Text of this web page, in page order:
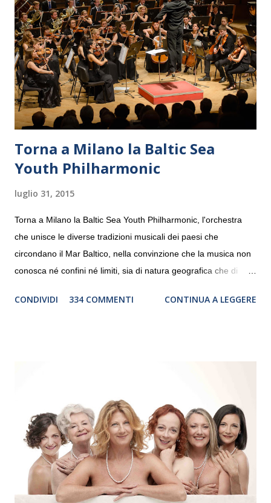
Torna a Milano la Baltic Sea
Youth Philharmonic
luglio 31, 2015
Torna a Milano la Baltic Sea Youth Philharmonic, l'orchestra
che unisce le diverse tradizioni musicali dei paesi che
circondano il Mar Baltico, nella convinzione che la musica non
conosca né confini né limiti, sia di natura geografica che di
debutterà il 10 settembre a Heiden, in Germania, e toccherà, in
“Settembre dell’Accademia” dove si esibirà per il secondo anno
consecutivo. Il pubblico milanese avrà il piacere di applaudire i
giovani artisti della Baltic Sea Youth Philharmonic per la quarta
volta. L’orchestra, fondata nel 2008 da Kristjan Järvi (affiancato
da un prestigioso consiglio di consulent...
CONDIVIDI 334 COMMENTI CONTINUA A LEGGERE